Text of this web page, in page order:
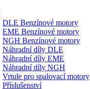
DLE Benzínové motory
EME Benzínové motory
NGH Benzínové motory
Náhradní díly DLE
Náhradní díly EME
Náhradní díly NGH
Vrtule pro spalovací motory
Příslušenství